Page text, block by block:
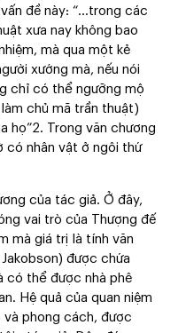
đề này: “…trong các
xưa nay không bao
mà qua một kẻ
xướng mà, nếu nói
chỉ có thể ngưỡng mộ
chủ mã trần thuật)
họ”2. Trong văn chương
có nhân vật ở ngôi thứ
của tác giả. Ở đây,
vai trò của Thượng đế
mà giá trị là tính văn
được chứa
có thể được nhà phê
Hệ quả của quan niệm
phong cách, được